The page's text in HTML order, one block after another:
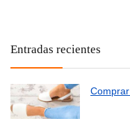
Entradas recientes